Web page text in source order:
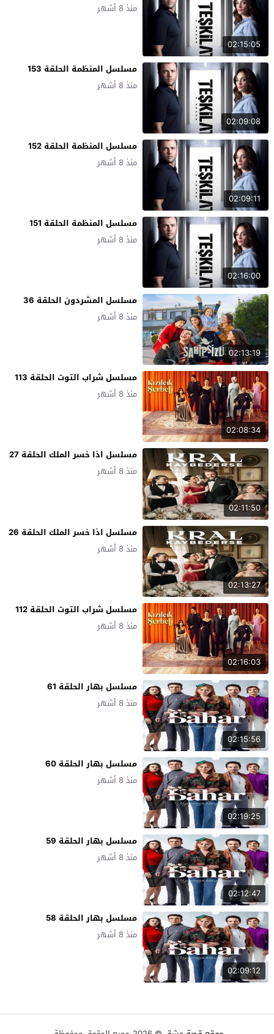
02:15:05
منذ 8 أشهر
02:09:08
مسلسل المنظمة الحلقة 153
منذ 8 أشهر
02:09:11
مسلسل المنظمة الحلقة 152
منذ 8 أشهر
02:16:00
مسلسل المنظمة الحلقة 151
منذ 8 أشهر
02:13:19
مسلسل المشردون الحلقة 36
منذ 8 أشهر
02:08:34
مسلسل شراب التوت الحلقة 113
منذ 8 أشهر
02:11:50
مسلسل اذا خسر الملك الحلقة 27
منذ 8 أشهر
02:13:27
مسلسل اذا خسر الملك الحلقة 26
منذ 8 أشهر
02:16:03
مسلسل شراب التوت الحلقة 112
منذ 8 أشهر
02:15:56
مسلسل بهار الحلقة 61
منذ 8 أشهر
02:19:25
مسلسل بهار الحلقة 60
منذ 8 أشهر
02:12:47
مسلسل بهار الحلقة 59
منذ 8 أشهر
02:09:12
مسلسل بهار الحلقة 58
منذ 8 أشهر